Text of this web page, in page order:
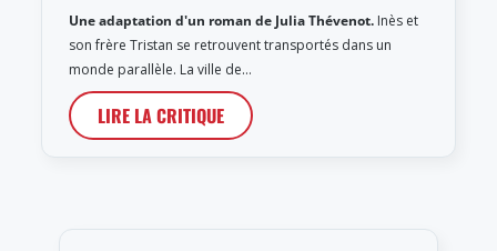
Une adaptation d'un roman de Julia Thévenot. Inès et
son frère Tristan se retrouvent transportés dans un
monde parallèle. La ville de…
LIRE LA CRITIQUE